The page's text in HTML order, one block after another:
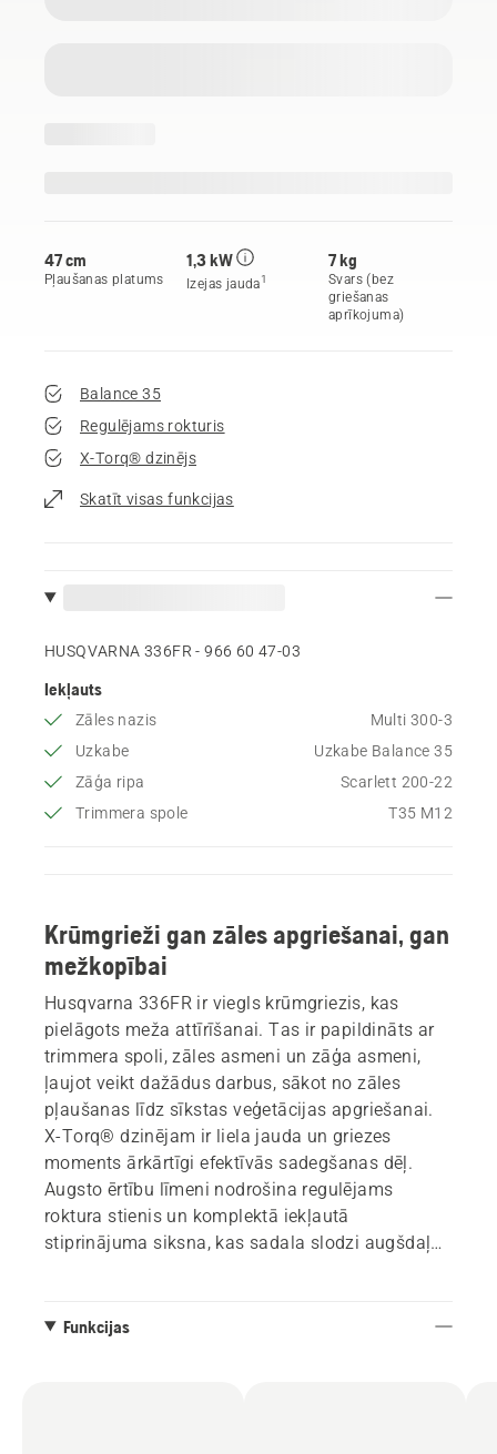
47 cm
Pļaušanas platums
1,3 kW
Izejas jauda1
7 kg
Svars (bez
griešanas
aprīkojuma)
Balance 35
Regulējams rokturis
X-Torq® dzinējs
Skatīt visas funkcijas
HUSQVARNA 336FR - 966 60 47‑03
Iekļauts
Zāles nazis
Multi 300-3
Uzkabe
Uzkabe Balance 35
Zāģa ripa
Scarlett 200-22
Trimmera spole
T35 M12
Krūmgrieži gan zāles apgriešanai, gan
mežkopībai
Husqvarna 336FR ir viegls krūmgriezis, kas
pielāgots meža attīrīšanai. Tas ir papildināts ar
trimmera spoli, zāles asmeni un zāģa asmeni,
ļaujot veikt dažādus darbus, sākot no zāles
pļaušanas līdz sīkstas veģetācijas apgriešanai.
X-Torq® dzinējam ir liela jauda un griezes
moments ārkārtīgi efektīvās sadegšanas dēļ.
Augsto ērtību līmeni nodrošina regulējams
roktura stienis un komplektā iekļautā
stiprinājuma siksna, kas sadala slodzi augšdaļā
Funkcijas